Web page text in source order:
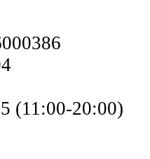
(11:00-20:00)